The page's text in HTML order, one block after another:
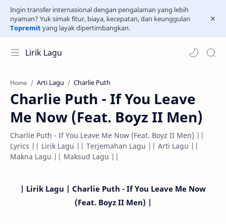
Ingin transfer internasional dengan pengalaman yang lebih
nyaman? Yuk simak fitur, biaya, kecepatan, dan keunggulan
Topremityang layak dipertimbangkan.
Lirik Lagu
Home Arti Lagu Charlie Puth
Charlie Puth - If You Leave
Me Now (Feat. Boyz II Men)
Charlie Puth - If You Leave Me Now (Feat. Boyz II Men) ||
Lyrics || Lirik Lagu || Terjemahan Lagu || Arti Lagu ||
Makna Lagu || Maksud Lagu ||
| Lirik Lagu | Charlie Puth - If You Leave Me Now
(Feat. Boyz II Men) |